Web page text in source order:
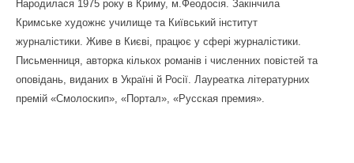
Народилася 1975 року в Криму, м.Феодосія. Закінчила
Кримське художнє училище та Київський інститут
журналістики. Живе в Києві, працює у сфері журналістики.
Письменниця, авторка кількох романів і численних повістей та
оповідань, виданих в Україні й Росії. Лауреатка літературних
премій «Смолоскип», «Портал», «Русская премия».